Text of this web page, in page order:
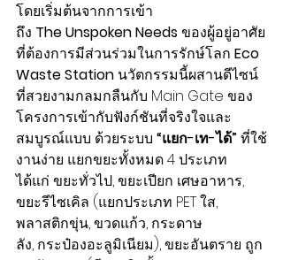
โดยเริ่มต้นจากการเข้า
ถึง TheUnspoken Needs ของผู้อยู่อาศัย
ที่ต้องการมีส่วนร่วมในการรักษ์โลก Eco
Waste Station นวัตกรรมนี้ผสานดีไซน์
ที่สวยงามกลมกลืนกับ Main Gate ของ
โครงการเข้ากับฟังก์ชันที่จริงใจและ
สมบูรณ์แบบ ด้วยระบบ “แยก-เท-ได้” ที่ใช้
งานง่าย แยกขยะทั้งหมด 4 ประเภท
ได้แก่ ขยะทั่วไป, ขยะเปียก เศษอาหาร,
ขยะรีไซเคิล (แยกประเภท PET ใส,
พลาสติกขุ่น, ขวดแก้ว, กระดาษ
ลัง, กระป๋องอะลูมิเนียม), ขยะอันตราย ถูก